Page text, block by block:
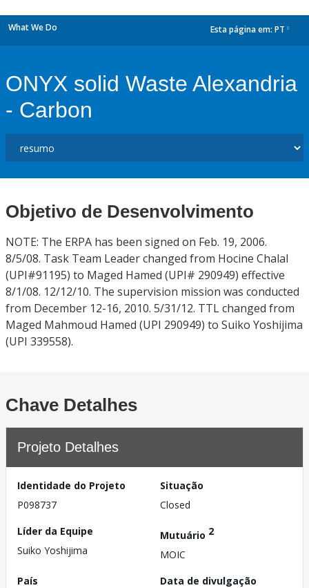
What We Do Esta página em: PT
ONYX solid Waste Alexandria
- Carbon
Objetivo de Desenvolvimento
NOTE: The ERPA has been signed on Feb. 19, 2006.
8/5/08. Task Team Leader changed from Hocine Chalal
(UPI#91195) to Maged Hamed (UPI# 290949) effective
8/1/08. 12/12/10. The supervision mission was conducted
from December 12-16, 2010. 5/31/12. TTL changed from
Maged Mahmoud Hamed (UPI 290949) to Suiko Yoshijima
(UPI 339558).
Chave Detalhes
Projeto Detalhes
Identidade do Projeto
P098737
Situação
Closed
Líder da Equipe
Suiko Yoshijima
Mutuário 2
MOIC
País
Data de divulgação